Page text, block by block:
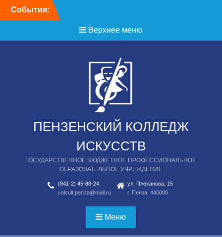
События:
Верхнее меню
ПЕНЗЕНСКИЙ КОЛЛЕДЖ
ИСКУССТВ
ГОСУДАРСТВЕННОЕ БЮДЖЕТНОЕ ПРОФЕССИОНАЛЬНОЕ
ОБРАЗОВАТЕЛЬНОЕ УЧРЕЖДЕНИЕ
(841-2) 45-88-24
colcult.penza@mail.ru
ул. Плеханова, 15
г. Пенза, 440000
Меню